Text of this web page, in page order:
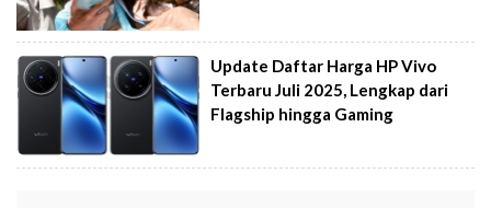
Update Daftar Harga HP Vivo
Terbaru Juli 2025, Lengkap dari
Flagship hingga Gaming